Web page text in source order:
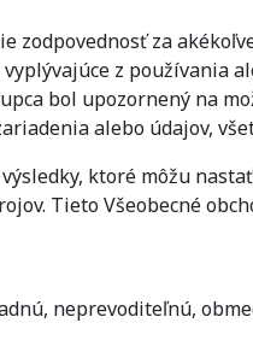
zodpovednosť za
z používania
bol upozornený na
alebo údajov,
ktoré môžu
Tieto Všeobecné
neprevoditeľnú,